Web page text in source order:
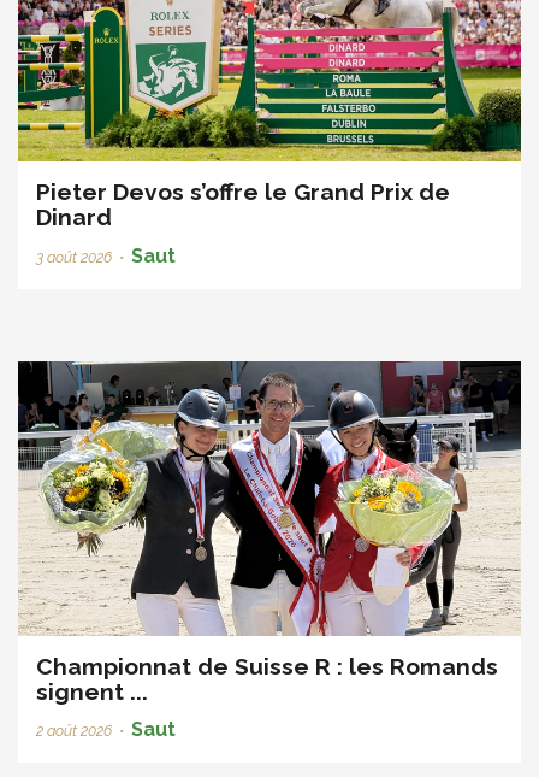
Pieter Devos s’offre le Grand Prix de
Dinard
3 août 2026 • Saut
Championnat de Suisse R : les Romands
signent ...
2 août 2026 • Saut